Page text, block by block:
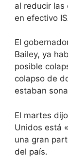
al reducir las
en efectivo
El
Bailey, ya
posible
colapso de
estaban
El martes
Unidos está
una gran
del país.